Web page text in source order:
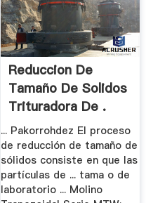
Reduccion De
Tamaño De Solidos
Trituradora De .
... Pakorrohdez El proceso
de reducción de tamaño de
sólidos consiste en que las
partículas de ... tama o de
laboratorio ... Molino